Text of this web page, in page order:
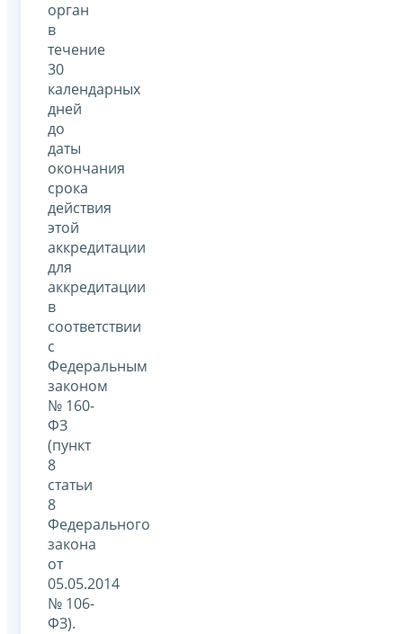
орган
в
течение
30
календарных
дней
до
даты
окончания
срока
действия
этой
аккредитации
для
аккредитации
в
соответствии
с
Федеральным
законом
№ 160-
ФЗ
(пункт
8
статьи
8
Федерального
закона
от
05.05.2014
№ 106-
ФЗ).